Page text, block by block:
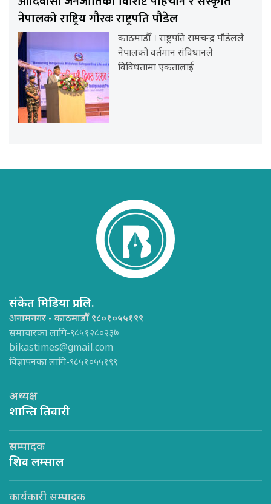
नेपालको राष्ट्रिय गौरवः राष्ट्रपति पौडेल
काठमाडौँ । राष्ट्रपति रामचन्द्र पौडेलले
नेपालको वर्तमान संविधानले
विविधतामा एकतालाई
संकेत मिडिया प्रा.लि.
अनामनगर - काठमाडौँ ९८०१०५५१९९
समाचारका लागि-९८५१२८०२३७
bikastimes@gmail.com
विज्ञापनका लागि-९८५१०५५१९९
अध्यक्ष
शान्ति तिवारी
सम्पादक
शिव लम्साल
कार्यकारी सम्पादक